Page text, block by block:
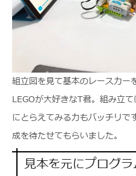
組立図を見て基本のレースカー
LEGOが大好きなT君。組み立
にとらえてみる力もバッチリで
成を待たせてもらいました。
見本を元にプログ